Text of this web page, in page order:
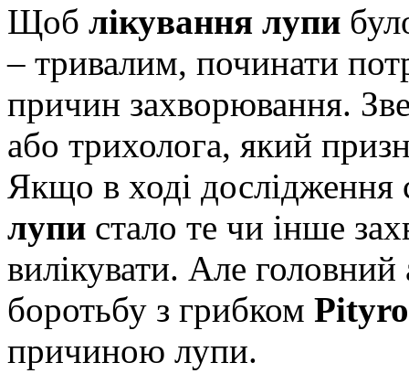
Щоб лікування лупи
– тривалим, починати
причин захворювання.
або трихолога, який
Якщо в ході
лупи стало те чи інше
вилікувати. Але
боротьбу з грибком
причиною лупи.